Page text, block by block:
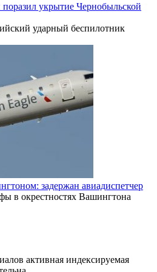
укрытие Чернобыльской
ударный беспилотник
задержан авиадиспетчер
в окрестностях Вашингтона
активная индексируемая